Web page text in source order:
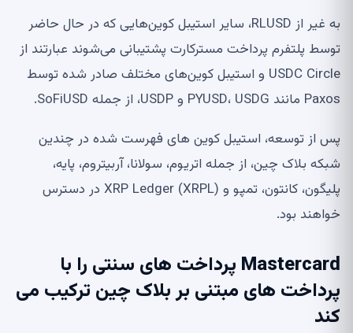
به غیر از RLUSD، سایر استیبل کوین‌هایی که در حال حاضر
توسط پلتفرم پرداخت مسترکارت پشتیبانی می‌شوند عبارتند از
USDC Circle و استیبل کوین‌های مختلف صادر شده توسط
Paxos مانند PYUSD، USDG و USDP، از جمله SoFiUSD.
پس از توسعه، استیبل کوین های فهرست شده در چندین
شبکه بلاک چین، از جمله اتریوم، سولانا، آربیتروم، پایه،
پلیگون، کانتون، تمپو و XRP Ledger (XRPL) در دسترس
خواهند بود.
Mastercard پرداخت های سنتی را با
پرداخت های مبتنی بر بلاک چین ترکیب می
کند